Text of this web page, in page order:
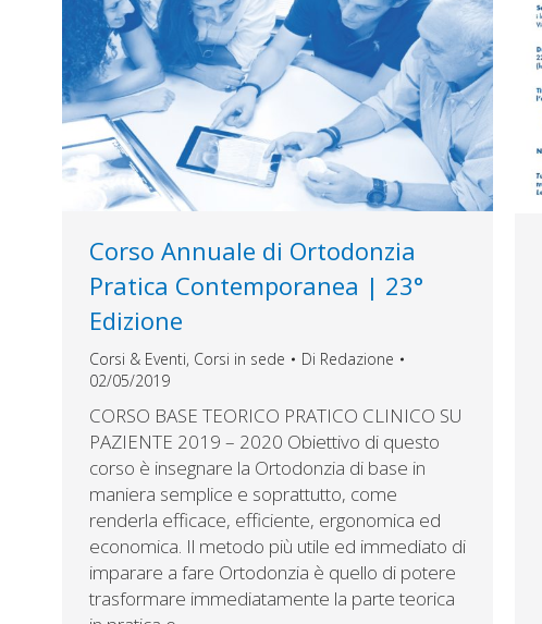
Corso Annuale di Ortodonzia
Pratica Contemporanea | 23°
Edizione
Corsi & Eventi, Corsi in sede Di Redazione
02/05/2019
CORSO BASE TEORICO PRATICO CLINICO SU
PAZIENTE 2019 – 2020 Obiettivo di questo
corso è insegnare la Ortodonzia di base in
maniera semplice e soprattutto, come
renderla efficace, efficiente, ergonomica ed
economica. Il metodo più utile ed immediato di
imparare a fare Ortodonzia è quello di potere
trasformare immediatamente la parte teorica